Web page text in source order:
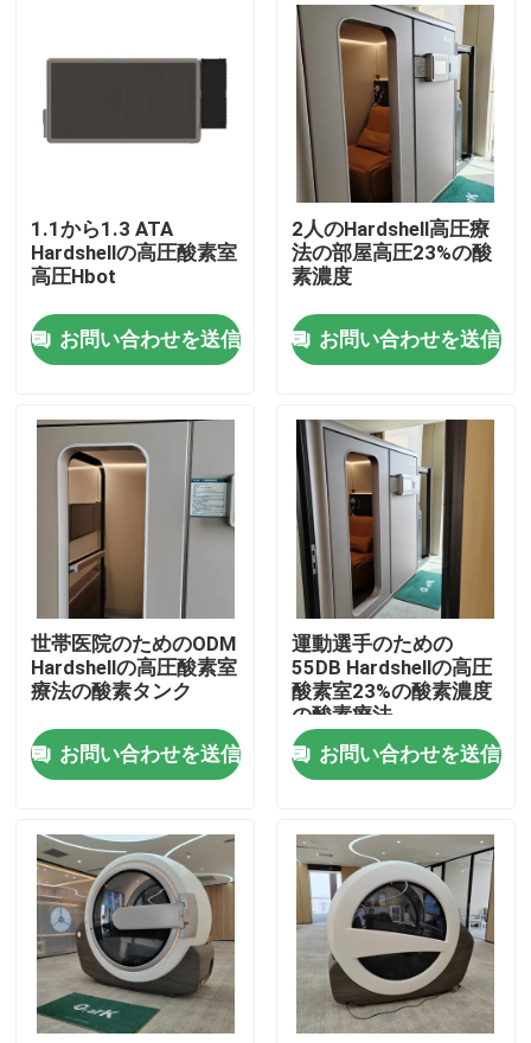
家
プロダクト
ビデオ
私達について
工場旅行
品質管理
HBOTの高圧酸素室
高圧酸素室の鉱泉
逆の老化する高圧酸素室
1.1から1.3 ATA
Hardshellの高圧酸素室
高圧Hbot
お問い合わせを送信
2人のHardshell高圧療
法の部屋高圧23%の酸
素濃度
お問い合わせを送信
世帯医院のためのODM
Hardshellの高圧酸素室
療法の酸素タンク
お問い合わせを送信
運動選手のための
55DB Hardshellの高圧
酸素室23%の酸素濃度
の酸素療法
お問い合わせを送信